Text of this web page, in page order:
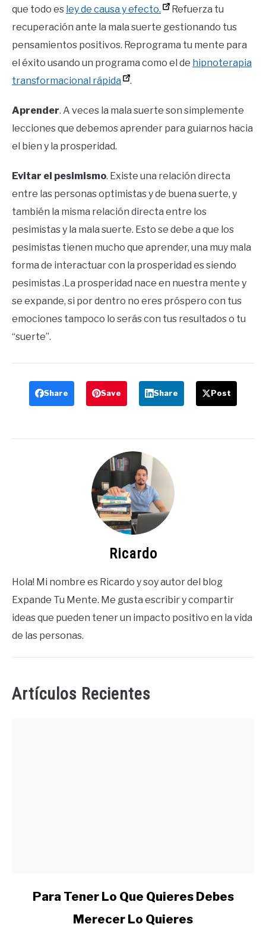
que todo es ley de causa y efecto.
Refuerza tu
recuperación ante la mala suerte gestionando tus
pensamientos positivos. Reprograma tu mente para
el éxito usando un programa como el de hipnoterapia
transformacional rápida
.
Aprender. A veces la mala suerte son simplemente
lecciones que debemos aprender para guiarnos hacia
el bien y la prosperidad.
Evitar el pesimismo. Existe una relación directa
entre las personas optimistas y de buena suerte, y
también la misma relación directa entre los
pesimistas y la mala suerte. Esto se debe a que los
pesimistas tienen mucho que aprender, una muy mala
forma de interactuar con la prosperidad es siendo
pesimistas .La prosperidad nace en nuestra mente y
se expande, si por dentro no eres próspero con tus
emociones tampoco lo serás con tus resultados o tu
“suerte”.
Share Save Share Post
Ricardo
Hola! Mi nombre es Ricardo y soy autor del blog
Expande Tu Mente. Me gusta escribir y compartir
ideas que pueden tener un impacto positivo en la vida
de las personas.
Artículos Recientes
Para Tener Lo Que Quieres Debes
Merecer Lo Quieres